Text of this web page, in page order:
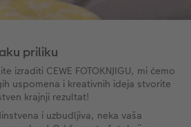
priliku
izraditi CEWE FOTOKNJIGU, mi ćemo
uspomena i kreativnih ideja stvorite
krajnji rezultat!
i uzbudljiva, neka vaša